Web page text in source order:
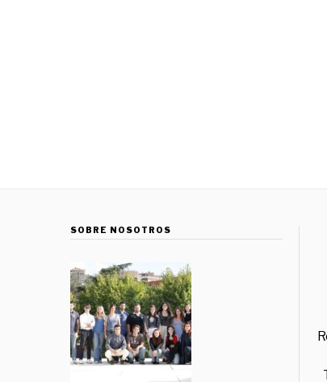
SOBRE NOSOTROS